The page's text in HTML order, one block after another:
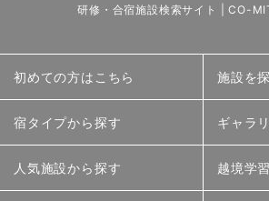
研修・合宿施設検索サイト | CO-
初めての方はこちら 施設を
宿タイプから探す ギャラ
人気施設から探す 越境学